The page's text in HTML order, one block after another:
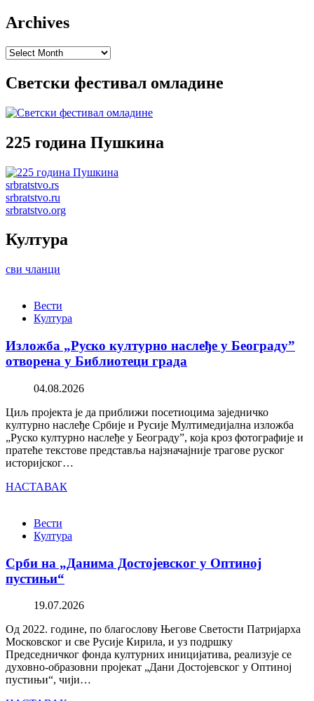
Archives
Archives
Светски фестивал омладине
225 година Пушкина
srbratstvo.rs
srbratstvo.ru
srbratstvo.org
Култура
сви чланци
Вести
Култура
Изложба „Руско културно наслеђе у Београду”
отворена у Библиотеци града
04.08.2026
Циљ пројекта је да приближи посетиоцима заједничко
културно наслеђе Србије и Русије Мултимедијална изложба
„Руско културно наслеђе у Београду”, која кроз фотографије и
пратеће текстове представља најзначајније трагове руског
историјског…
НАСТАВАК
Вести
Култура
Срби на „Данима Достојевског у Оптиној
пустињи“
19.07.2026
Од 2022. године, по благослову Његове Светости Патријарха
Московског и све Русије Кирила, и уз подршку
Председничког фонда културних иницијатива, реализује се
духовно-образовни пројекат „Дани Достојевског у Оптиној
пустињи“, чији…